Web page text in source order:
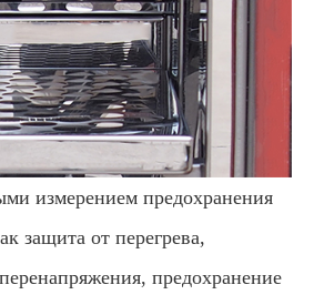
измерением предохранения
защита от перегрева,
предохранение